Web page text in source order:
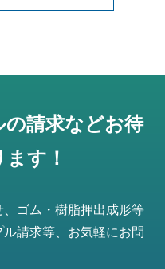
請求などお待
す！
ゴム・樹脂押出成形等
請求等、お気軽にお問